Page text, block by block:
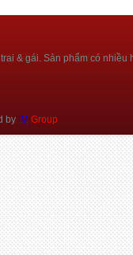
& gái. Sản phẩm có
by IM Group